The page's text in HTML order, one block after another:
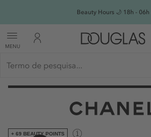
Beauty Hours 🌙 18h - 06h
MENU
+ 69 BEAUTY POINTS